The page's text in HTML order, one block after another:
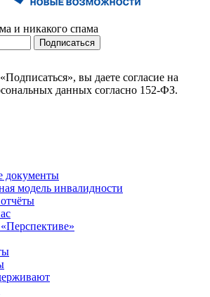
и никакого спама
вы даете согласие на
данных согласно 152-ФЗ.
документы
модель инвалидности